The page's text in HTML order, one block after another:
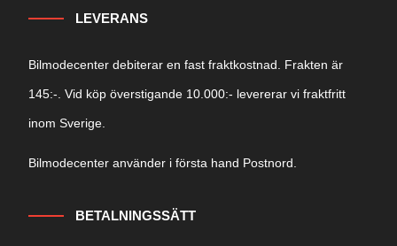
LEVERANS
Bilmodecenter debiterar en fast fraktkostnad. Frakten är
145:-. Vid köp överstigande 10.000:- levererar vi fraktfritt
inom Sverige.
Bilmodecenter använder i första hand Postnord.
BETALNINGSSÄTT